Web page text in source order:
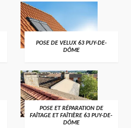
POSE DE VELUX 63 PUY-DE-
DÔME
POSE ET RÉPARATION DE
FAÎTAGE ET FAÎTIÈRE 63 PUY-DE-
DÔME